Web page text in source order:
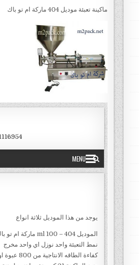
ماكينة تعبئة موديل 404 ماركة ام تو باك